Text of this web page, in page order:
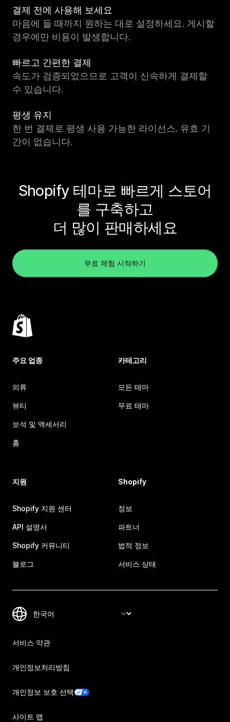
결제 전에 사용해 보세요
마음에 들 때까지 원하는 대로 설정하세요. 게시할
경우에만 비용이 발생합니다.
빠르고 간편한 결제
속도가 검증되었으므로 고객이 신속하게 결제할
수 있습니다.
평생 유지
한 번 결제로 평생 사용 가능한 라이선스. 유효 기
간이 없습니다.
Shopify 테마로 빠르게 스토어
를 구축하고
더 많이 판매하세요
무료 체험 시작하기
주요 업종
의류
뷰티
보석 및 액세서리
홈
카테고리
모든 테마
무료 테마
지원
Shopify 지원 센터
API 설명서
Shopify 커뮤니티
블로그
Shopify
정보
파트너
법적 정보
서비스 상태
서비스 약관
개인정보처리방침
개인정보 보호 선택
사이트 맵